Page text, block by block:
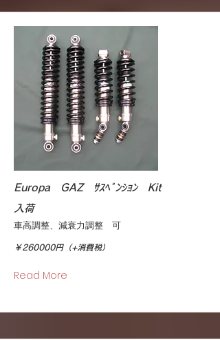
Europa GAZ ｻｽﾍﾟﾝｼｮﾝ Kit
入荷
車高調整、減衰力調整 可
￥260000円（+消費税）
Read More